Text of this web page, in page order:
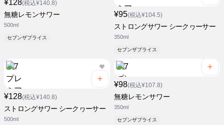
¥128(税込¥140.8)
無糖レモンサワー
500ml
セブンザプライス
¥95(税込¥104.5)
ストロングサワー シークヮーサー
350ml
セブンザプライス
¥128(税込¥140.8)
ストロングサワー シークヮーサー
500ml
¥98(税込¥107.8)
無糖レモンサワー
350ml
セブンザプライス